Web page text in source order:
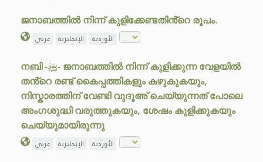
ജനാബത്തിൽ നിന്ന് കുളിക്കേണ്ടതിൻ്റെ രൂപം.
عربي الإنجليزية الأوردية
നബി -ﷺ- ജനാബത്തിൽ നിന്ന് കുളിക്കുന്ന വേളയിൽ
തൻ്റെ രണ്ട് കൈപ്പത്തികളും കഴുകുകയും,
നിസ്കാരത്തിന് വേണ്ടി വുദൂഅ് ചെയ്യുന്നത് പോലെ
അംഗശുദ്ധി വരുത്തുകയും, ശേഷം കുളിക്കുകയും
ചെയ്യുമായിരുന്നു
عربي الإنجليزية الأوردية